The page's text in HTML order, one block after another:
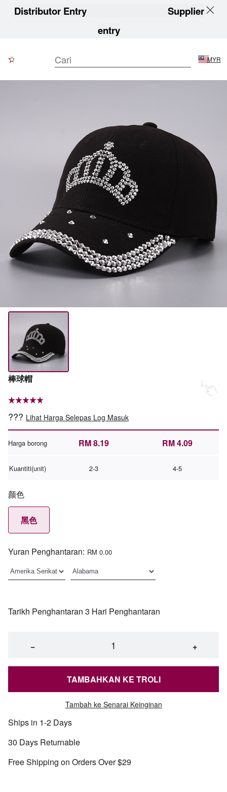
Distributor Entry
Supplier
entry
MYR
棒球帽
??? Lihat Harga Selepas Log Masuk
Harga borong
Kuantiti(unit)
RM 8.19
2-3
RM 4.09
4-5
颜色
黑色
Yuran Penghantaran: RM 0.00
Tarikh Penghantaran 3 Hari Penghantaran
− +
TAMBAHKAN KE TROLI
Tambah ke Senarai Keinginan
Ships in 1-2 Days
30 Days Returnable
Free Shipping on Orders Over $29